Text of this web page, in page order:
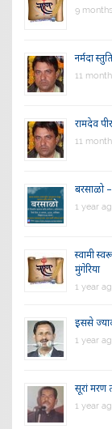
9
नर्मदा
11
रामदेव
11
बरसाळो
1 year
स्वामी
मुंगेरिया
1 year
इससे
1 year
सूरां मरण
1 year